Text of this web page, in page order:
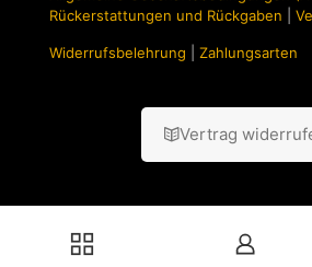
Rückerstattungen und Rückgaben
Widerrufsbelehrung Zahlungsarten
Vertrag